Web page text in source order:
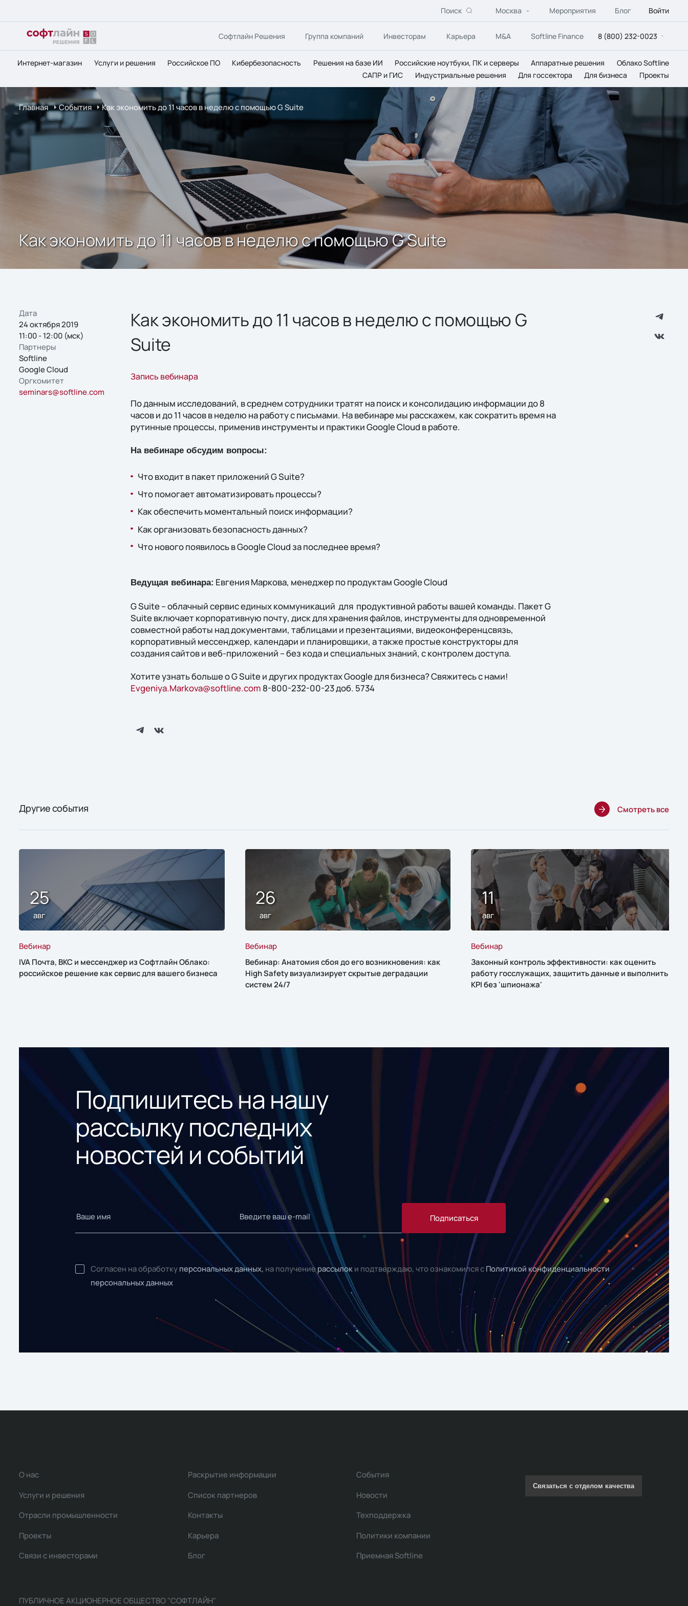
Поиск Москва Мероприятия Блог Войти
Софтлайн Решения Группа компаний Инвесторам Карьера M&A Softline Finance 8 (800) 232-0023
Интернет-магазин Услуги и решения Российское ПО Кибербезопасность Решения на базе ИИ Российские ноутбуки, ПК и серверы Аппаратные решения
Облако Softline
САПР и ГИС
Индустриальные решения Для госсектора Для бизнеса Проекты
Главная События Как экономить до 11 часов в неделю с помощью G Suite
Как экономить до 11 часов в неделю с помощью G Suite
Дата
24 октября 2019
11:00 - 12:00 (мск)
Партнеры
Softline
Google Cloud
Оргкомитет
seminars@softline.com
Как экономить до 11 часов в неделю с помощью G
Suite
Запись вебинара
По данным исследований, в среднем сотрудники тратят на поиск и консолидацию информации до 8
часов и до 11 часов в неделю на работу с письмами. На вебинаре мы расскажем, как сократить время на
рутинные процессы, применив инструменты и практики Google Cloud в работе.
На вебинаре обсудим вопросы:
Что входит в пакет приложений G Suite?
Что помогает автоматизировать процессы?
Как обеспечить моментальный поиск информации?
Как организовать безопасность данных?
Что нового появилось в Google Cloud за последнее время?
Ведущая вебинара: Евгения Маркова, менеджер по продуктам Google Cloud
G Suite – облачный сервис единых коммуникаций для продуктивной работы вашей команды. Пакет G
Suite включает корпоративную почту, диск для хранения файлов, инструменты для одновременной
совместной работы над документами, таблицами и презентациями, видеоконференцсвязь,
корпоративный мессенджер, календари и планировщики, а также простые конструкторы для
создания сайтов и веб-приложений – без кода и специальных знаний, с контролем доступа.
Хотите узнать больше о G Suite и других продуктах Google для бизнеса? Свяжитесь с нами!
Evgeniya.Markova@softline.com 8-800-232-00-23 доб. 5734
Другие события Смотреть все
25
авг
Вебинар
IVA Почта, ВКС и мессенджер из Софтлайн Облако:
российское решение как сервис для вашего бизнеса
26
авг
Вебинар
Вебинар: Анатомия сбоя до его возникновения: как
High Safety визуализирует скрытые деградации
систем 24/7
11
авг
Вебинар
Законный контроль эффективности: как оценить
работу госслужащих, защитить данные и выполнить
KPI без 'шпионажа'
Подпишитесь на нашу
рассылку последних
новостей и событий
Подписаться
Согласен на обработку персональных данных, на получениерассылок и подтверждаю, что ознакомился с Политикой конфиденциальности
персональных данных
О нас
Услуги и решения
Отрасли промышленности
Проекты
Связи с инвесторами
Раскрытие информации
Список партнеров
Контакты
Карьера
Блог
События
Новости
Техподдержка
Политики компании
Приемная Softline
Связаться с отделом качества
ПУБЛИЧНОЕ АКЦИОНЕРНОЕ ОБЩЕСТВО "СОФТЛАЙН"